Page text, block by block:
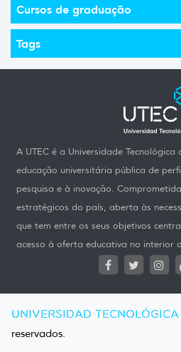
Cursos de graduação
Tags
A UTEC é a Universidade
educação universitária pública de
pesquisa e à inovação.
estratégicos do país, aberta às
que tem entre os seus objetivos
acesso à oferta educativa no interior
UNIVERSIDAD TECNOLÓGICA
reservados.